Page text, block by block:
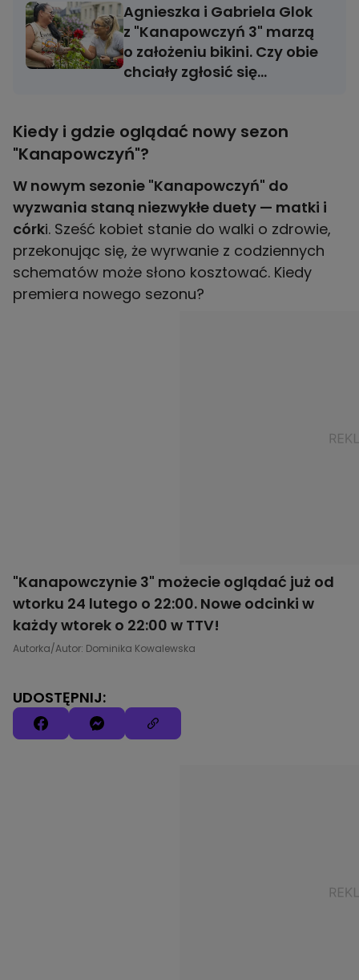
Agnieszka i Gabriela Glok
z "Kanapowczyń 3" marzą
o założeniu bikini. Czy obie
chciały zgłosić się
Kiedy i gdzie oglądać nowy sezon
"Kanapowczyń"?
W nowym sezonie "Kanapowczyń" do
wyzwania staną niezwykłe duety — matki i
córki. Sześć kobiet stanie do walki o zdrowie,
przekonując się, że wyrwanie z codziennych
schematów może słono kosztować. Kiedy
premiera nowego sezonu?
"Kanapowczynie 3" możecie oglądać już od
wtorku 24 lutego o 22:00. Nowe odcinki w
każdy wtorek o 22:00 w TTV!
Autorka/Autor: Dominika Kowalewska
UDOSTĘPNIJ: